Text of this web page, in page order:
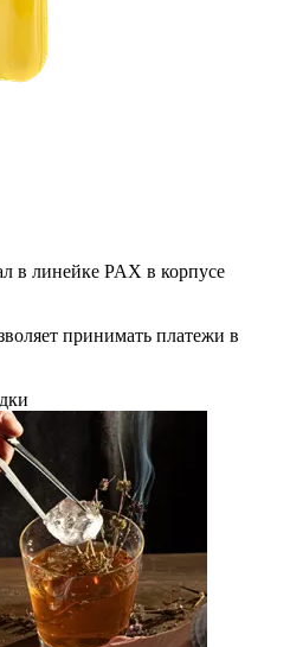
в линейке PAX в корпусе
принимать платежи в